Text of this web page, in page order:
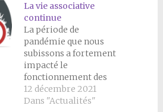
La vie associative
continue
La période de
pandémie que nous
subissons a fortement
impacté le
fonctionnement des
associations
communales. Toutes
12 décembre 2021
Dans "Actualités"